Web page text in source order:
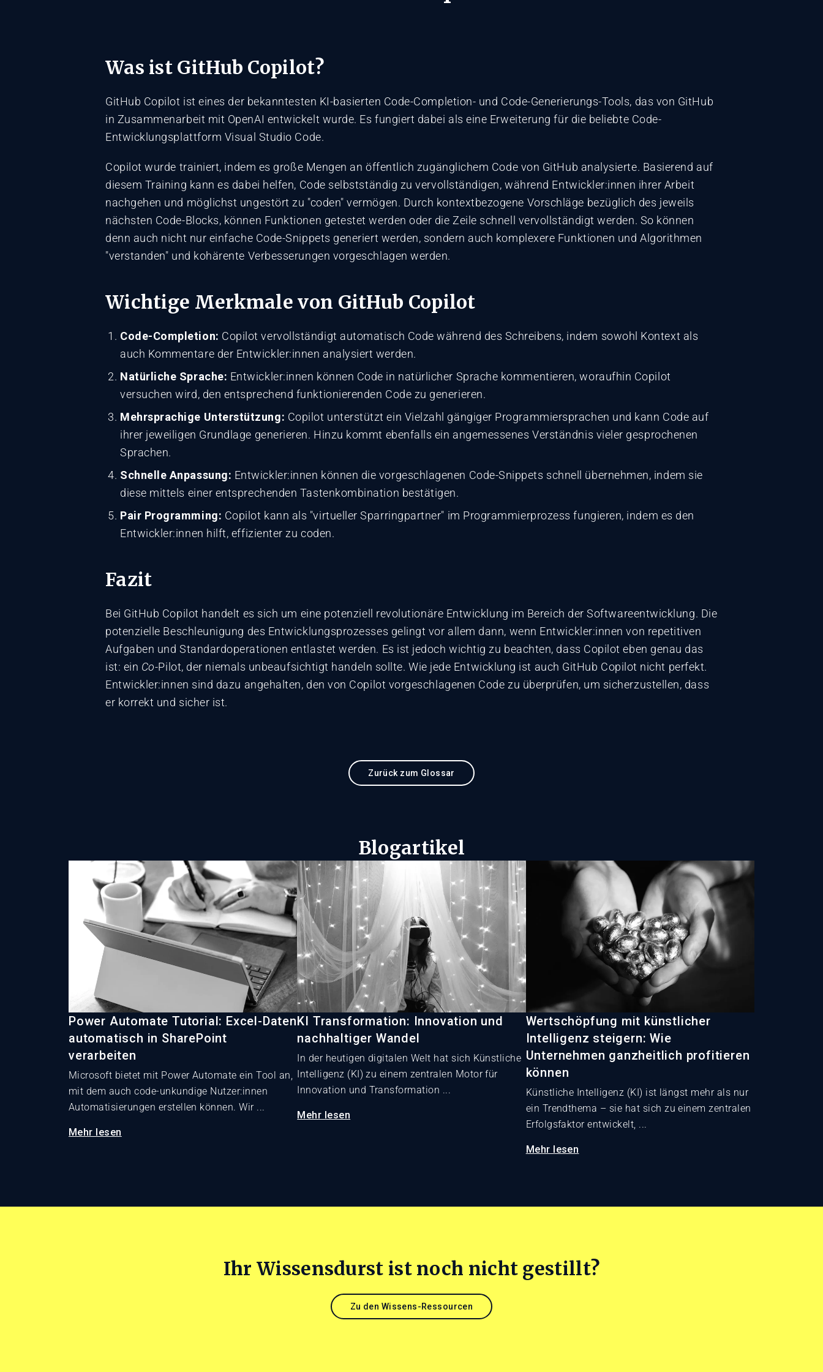
Was ist GitHub Copilot?
GitHub Copilot ist eines der bekanntesten KI-basierten Code-Completion- und Code-Generierungs-Tools, das von GitHub
in Zusammenarbeit mit OpenAI entwickelt wurde. Es fungiert dabei als eine Erweiterung für die beliebte Code-
Entwicklungsplattform Visual Studio Code.
Copilot wurde trainiert, indem es große Mengen an öffentlich zugänglichem Code von GitHub analysierte. Basierend auf
diesem Training kann es dabei helfen, Code selbstständig zu vervollständigen, während Entwickler:innen ihrer Arbeit
nachgehen und möglichst ungestört zu "coden" vermögen. Durch kontextbezogene Vorschläge bezüglich des jeweils
nächsten Code-Blocks, können Funktionen getestet werden oder die Zeile schnell vervollständigt werden. So können
denn auch nicht nur einfache Code-Snippets generiert werden, sondern auch komplexere Funktionen und Algorithmen
"verstanden" und kohärente Verbesserungen vorgeschlagen werden.
Wichtige Merkmale von GitHub Copilot
Code-Completion: Copilot vervollständigt automatisch Code während des Schreibens, indem sowohl Kontext als
auch Kommentare der Entwickler:innen analysiert werden.
Natürliche Sprache: Entwickler:innen können Code in natürlicher Sprache kommentieren, woraufhin Copilot
versuchen wird, den entsprechend funktionierenden Code zu generieren.
Mehrsprachige Unterstützung: Copilot unterstützt ein Vielzahl gängiger Programmiersprachen und kann Code auf
ihrer jeweiligen Grundlage generieren. Hinzu kommt ebenfalls ein angemessenes Verständnis vieler gesprochenen
Sprachen.
Schnelle Anpassung: Entwickler:innen können die vorgeschlagenen Code-Snippets schnell übernehmen, indem sie
diese mittels einer entsprechenden Tastenkombination bestätigen.
Pair Programming: Copilot kann als "virtueller Sparringpartner" im Programmierprozess fungieren, indem es den
Entwickler:innen hilft, effizienter zu coden.
Fazit
Bei GitHub Copilot handelt es sich um eine potenziell revolutionäre Entwicklung im Bereich der Softwareentwicklung. Die
potenzielle Beschleunigung des Entwicklungsprozesses gelingt vor allem dann, wenn Entwickler:innen von repetitiven
Aufgaben und Standardoperationen entlastet werden. Es ist jedoch wichtig zu beachten, dass Copilot eben genau das
ist: ein Co-Pilot, der niemals unbeaufsichtigt handeln sollte. Wie jede Entwicklung ist auch GitHub Copilot nicht perfekt.
Entwickler:innen sind dazu angehalten, den von Copilot vorgeschlagenen Code zu überprüfen, um sicherzustellen, dass
er korrekt und sicher ist.
Zurück zum Glossar
Blogartikel
Power Automate Tutorial: Excel-Daten
automatisch in SharePoint
verarbeiten
Microsoft bietet mit Power Automate ein Tool an,
mit dem auch code-unkundige Nutzer:innen
Automatisierungen erstellen können. Wir ...
Mehr lesen
KI Transformation: Innovation und
nachhaltiger Wandel
In der heutigen digitalen Welt hat sich Künstliche
Intelligenz (KI) zu einem zentralen Motor für
Innovation und Transformation ...
Mehr lesen
Wertschöpfung mit künstlicher
Intelligenz steigern: Wie
Unternehmen ganzheitlich profitieren
können
Künstliche Intelligenz (KI) ist längst mehr als nur
ein Trendthema – sie hat sich zu einem zentralen
Erfolgsfaktor entwickelt, ...
Mehr lesen
Ihr Wissensdurst ist noch nicht gestillt?
Zu den Wissens-Ressourcen